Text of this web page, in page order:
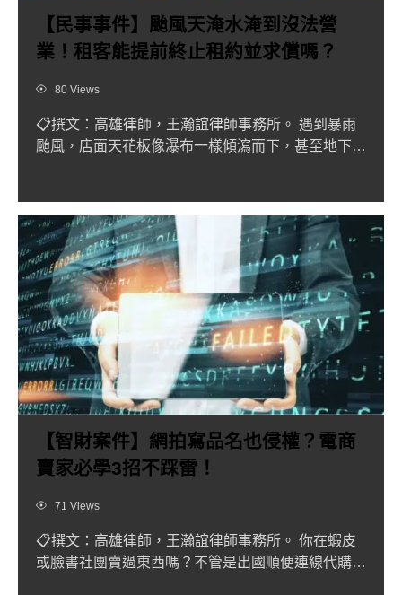
【民事事件】颱風天淹水淹到沒法營
業！租客能提前終止租約並求償嗎？
Views80 Views
📋撰文：高雄律師，王瀚誼律師事務所。 遇到暴雨
颱風，店面天花板像瀑布一樣傾瀉而下，甚至地下室
【智財案件】網拍寫品名也侵權？電商
賣家必學3招不踩雷！
Views71 Views
📋撰文：高雄律師，王瀚誼律師事務所。 你在蝦皮
或臉書社團賣過東西嗎？不管是出國順便連線代購，